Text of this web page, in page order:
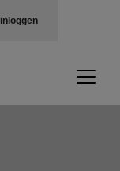
inloggen